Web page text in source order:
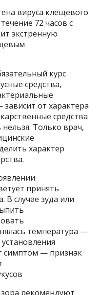
вируса клещевого
72 часов с
экстренную
курс
средства,
от характера
средства
Только врач,
характер
принять
В случае зуда или
температура —
симптом — признак
рекомендуют